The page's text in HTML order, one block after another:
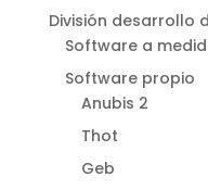
División desarrollo
Software a
Software propio
Anubis 2
Thot
Geb